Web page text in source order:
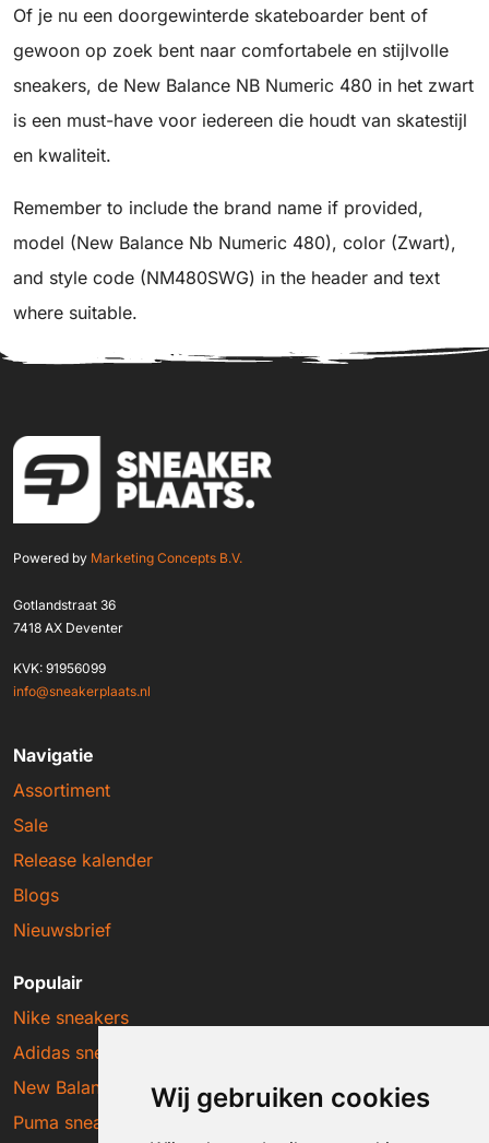
Wij gebruiken cookies
Of je nu een doorgewinterde skateboarder bent of
gewoon op zoek bent naar comfortabele en stijlvolle
sneakers, de New Balance NB Numeric 480 in het zwart
is een must-have voor iedereen die houdt van skatestijl
en kwaliteit.
Remember to include the brand name if provided,
model (New Balance Nb Numeric 480), color (Zwart),
and style code (NM480SWG) in the header and text
where suitable.
Powered by Marketing Concepts B.V.
Gotlandstraat 36
7418 AX Deventer
KVK: 91956099
info@sneakerplaats.nl
Navigatie
Assortiment
Sale
Release kalender
Blogs
Nieuwsbrief
Populair
Nike sneakers
Adidas sneakers
New Balance sneakers
Puma sneakers